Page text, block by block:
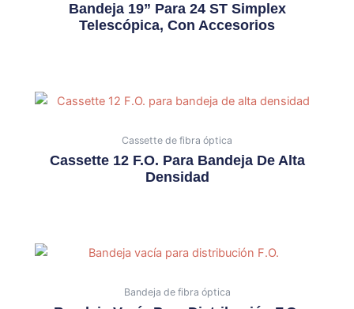
Bandeja 19” Para 24 ST Simplex
Telescópica, Con Accesorios
Cassette de fibra óptica
Cassette 12 F.O. Para Bandeja De Alta
Densidad
Bandeja de fibra óptica